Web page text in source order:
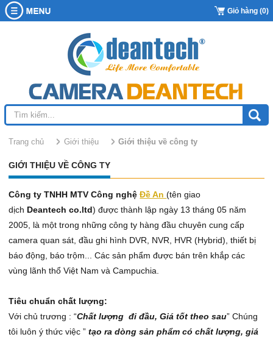
Giỏ hàng (0)
Hoạt động dã ngoại
Giới thiệu về công ty
Văn hóa Deantech
Tại sao chọn chúng tôi?
Hồ sơ năng lực deantech
Sản phẩm Khuyến mãi
Thông tin khuyến mãi
SẢN PHẨM
Trọn bộ Camera
Trọn bộ 2 camera
Trọn bộ 3 camera
Trọn bộ 4 camera
Trọn bộ 5 camera
Trọn bộ 6 camera
Trọn bộ 7 camera
Trọn bộ 10 Camera
Trọn bộ 12 Camera
Camera Wifi Hikvision
Camera TVI Hikvision
Camera IP Hikvision
Đầu Ghi Hình Hivision
Đầu Ghi TVI Hikvision
Đầu Ghi IP Hikvision
Camera IP
Camera IP 1.0 Megapixel
Camera IP 2.0 Megapixel
Camera Wifi Không Dây
Camera Chống Ngược Sáng
Camera CCD màu
Camera AHD, TVI
Camera AHD 720P (1.0 MP)
Camera HD-SDI (1080P)
TIN TỨC
BLOG
DOWNLOAD
HỖ TRỢ
Cài đặt Camera trên máy tính
Cài đặt Camera trên điện thoại
Cài đặt Router modem các loại
Cách sửa camera bị mất hình
CÔNG TRÌNH TIÊU BIỂU
BẢO HÀNH
LIÊN HỆ
Trang chủ Giới thiệu giới thiệu về công ty
GIỚI THIỆU VỀ CÔNG TY
Công ty TNHH MTV Công nghệĐề An(tên giao
dịch Deantech co.ltd) được thành lập ngày 13 tháng 05 năm
2005, là một trong những công ty hàng đầu chuyên cung cấp
camera quan sát, đầu ghi hình DVR, NVR, HVR (Hybrid), thiết bị
báo động, báo trộm... Các sản phẩm được bán trên khắp các
vùng lãnh thổ Việt Nam và Campuchia.
Tiêu chuẩn chất lượng:
Với chủ trương : “Chất lượng đi đầu, Giá tốt theo sau” Chúng
tôi luôn ý thức việc ”tạo ra dòng sản phẩm có chất lượng, giá